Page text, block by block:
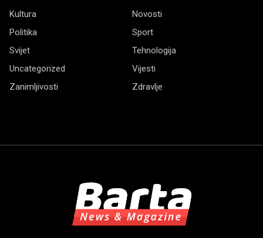
Kultura
Novosti
Politika
Sport
Svijet
Tehnologija
Uncategorized
Vijesti
Zanimljivosti
Zdravlje